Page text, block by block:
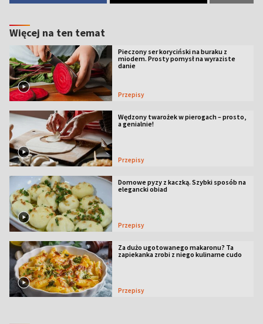
Więcej na ten temat
Pieczony ser koryciński na buraku z
miodem. Prosty pomysł na wyraziste
danie
Przepisy
Wędzony twarożek w pierogach – prosto,
a genialnie!
Przepisy
Domowe pyzy z kaczką. Szybki sposób na
elegancki obiad
Przepisy
Za dużo ugotowanego makaronu? Ta
zapiekanka zrobi z niego kulinarne cudo
Przepisy